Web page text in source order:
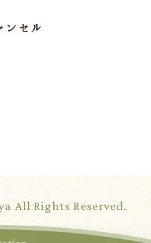
ンセル
All Rights Reserved.